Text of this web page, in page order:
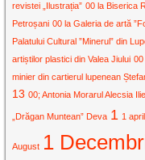
revistei „Ilustrația” 00 la Biserica
Petroșani 00 la Galeria de artă
Palatului Cultural ”Minerul” din
artiștilor plastici din Valea Jiului
minier din cartierul lupenean
13 00; Antonia Morarul Alecsia
„Drăgan Muntean” Deva 1 1
August 1